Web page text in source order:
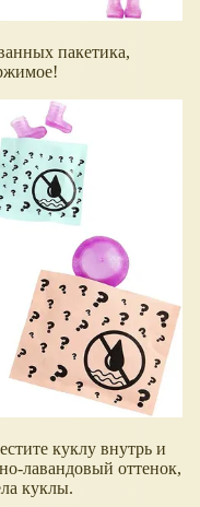
пакетика,
куклу внутрь и
лавандовый оттенок,
куклы.